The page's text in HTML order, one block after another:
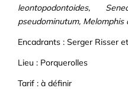
leontopodontoides,
pseudominutum, Melomphis
Encadrants : Serger Risser
Lieu : Porquerolles
Tarif : à définir